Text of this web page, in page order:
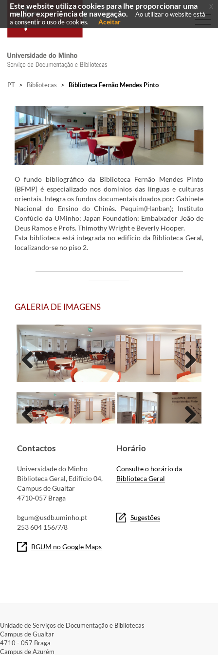
PT > Bibliotecas > Biblioteca Fernão Mendes Pinto
O fundo bibliográfico da Biblioteca Fernão Mendes Pinto
(BFMP) é especializado nos domínios das línguas e culturas
orientais. Integra os fundos documentais doados por: Gabinete
Nacional do Ensino do Chinês. Pequim(Hanban); Instituto
Confúcio da UMinho; Japan Foundation; Embaixador João de
Deus Ramos e Profs. Thimothy Wright e Beverly Hooper.
Esta biblioteca está integrada no edifício da Biblioteca Geral,
localizando-se no piso 2.
GALERIA DE IMAGENS
Previous Next
Contactos
Universidade do Minho
Biblioteca Geral, Edifício 04,
Campus de Gualtar
4710-057 Braga
bgum@usdb.uminho.pt
253 604 156/7/8
BGUM no Google Maps
Horário
Consulte o horário da
Biblioteca Geral
Sugestões
Unidade de Serviços de Documentação e Bibliotecas
Campus de Gualtar​
4710 - ​057 Braga
Campus de Azurém​
Este website utiliza cookies para lhe proporcionar uma
melhor experiência de navegação.
Ao utilizar o website está
a consentir o uso de cookies.
Aceitar
x